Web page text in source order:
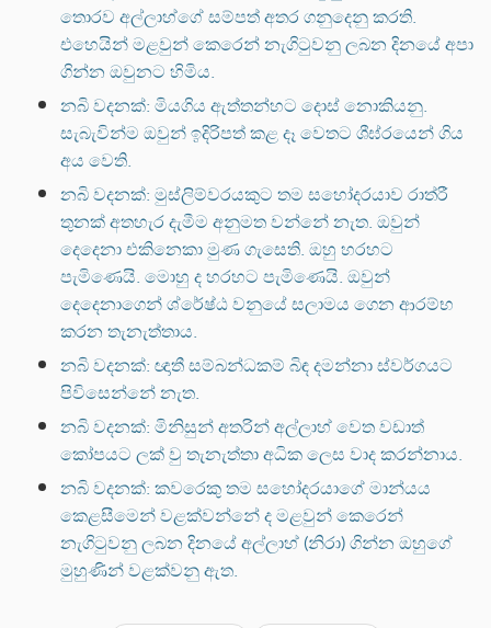
තොරව අල්ලාහ්ගේ සම්පත් අතර ගනුදෙනු කරති.
එහෙයින් මළවුන් කෙරෙන් නැගිටුවනු ලබන දිනයේ අපා
ගින්න ඔවුනට හිමිය.
නබි වදනක්: මියගිය ඇත්තන්හට දොස් නොකියනු.
සැබැවින්ම ඔවුන් ඉදිරිපත් කළ දෑ වෙතට ශීඝ්රයෙන් ගිය
අය වෙති.
නබි වදනක්: මුස්ලිම්වරයකුට තම සහෝදරයාව රාත්රී
තුනක් අතහැර දැමීම අනුමත වන්නේ නැත. ඔවුන්
දෙදෙනා එකිනෙකා මුණ ගැසෙති. ඔහු හරහට
පැමිණෙයි. මොහු ද හරහට පැමිණෙයි. ඔවුන්
දෙදෙනාගෙන් ශ්රේෂ්ඨ වනුයේ සලාමය ගෙන ආරම්භ
කරන තැනැත්තාය.
නබි වදනක්: ඥාතී සම්බන්ධකම් බිඳ දමන්නා ස්වර්ගයට
පිවිසෙන්නේ නැත.
නබි වදනක්: මිනිසුන් අතරින් අල්ලාහ් වෙත වඩාත්
කෝපයට ලක් වු තැනැත්තා අධික ලෙස වාද කරන්නාය.
නබි වදනක්: කවරෙකු තම සහෝදරයාගේ මාන්යය
කෙළසීමෙන් වළක්වන්නේ ද මළවුන් කෙරෙන්
නැගිටුවනු ලබන දිනයේ අල්ලාහ් (නිරා) ගින්න ඔහුගේ
මුහුණින් වළක්වනු ඇත.